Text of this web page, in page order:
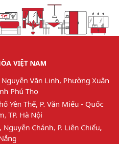
VIỆT NAM
Văn Linh, Phường Xuân
Phú Thọ
Yên Thế, P. Văn Miếu - Quốc
TP. Hà Nội
Nguyễn Chánh, P. Liên Chiểu,